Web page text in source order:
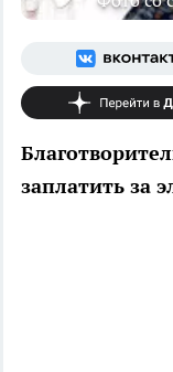
заплатить за